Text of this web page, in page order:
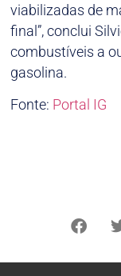
viabilizadas de
final”, conclui
combustíveis a
gasolina.
Fonte: Portal IG